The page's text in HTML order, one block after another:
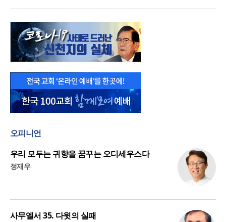
오피니언
우리 모두는 귀향을 꿈꾸는 오디세우스다
정재우
사무엘서 35. 다윗의 실패